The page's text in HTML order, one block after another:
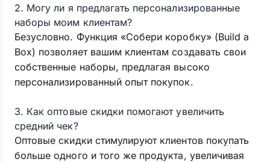
2. Могу ли я предлагать персонализированные
наборы моим клиентам?
Безусловно. Функция «Собери коробку» (Build a
Box) позволяет вашим клиентам создавать свои
собственные наборы, предлагая высоко
персонализированный опыт покупок.
3. Как оптовые скидки помогают увеличить
средний чек?
Оптовые скидки стимулируют клиентов покупать
больше одного и того же продукта, увеличивая